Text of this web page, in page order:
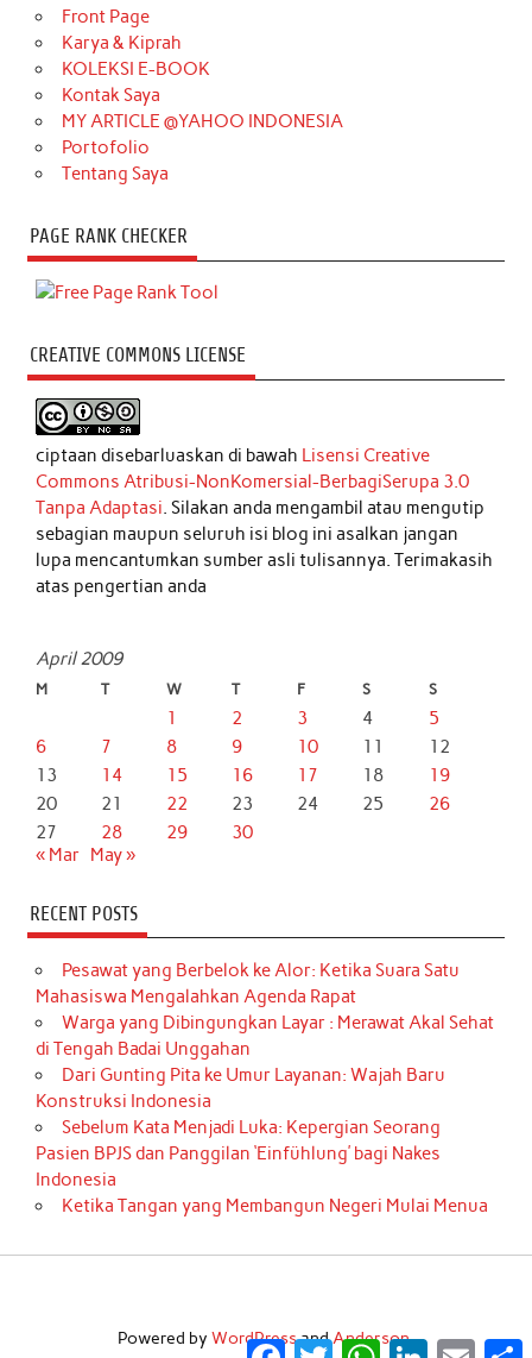
Front Page
Karya & Kiprah
KOLEKSI E-BOOK
Kontak Saya
MY ARTICLE @YAHOO INDONESIA
Portofolio
Tentang Saya
PAGE RANK CHECKER
CREATIVE COMMONS LICENSE
ciptaan disebarluaskan di bawah Lisensi Creative
Commons Atribusi-NonKomersial-BerbagiSerupa 3.0
Tanpa Adaptasi. Silakan anda mengambil atau mengutip
sebagian maupun seluruh isi blog ini asalkan jangan
lupa mencantumkan sumber asli tulisannya. Terimakasih
atas pengertian anda
April 2009
M T W T F S S
1 2 3 4
5
6
7 8 9 10 11
12
13
14 15 16 17 18
19
20
21 22 23 24 25
26
27
28 29
30
« Mar May »
RECENT POSTS
Pesawat yang Berbelok ke Alor: Ketika Suara Satu
Mahasiswa Mengalahkan Agenda Rapat
Warga yang Dibingungkan Layar : Merawat Akal Sehat
di Tengah Badai Unggahan
Dari Gunting Pita ke Umur Layanan: Wajah Baru
Konstruksi Indonesia
Sebelum Kata Menjadi Luka: Kepergian Seorang
Pasien BPJS dan Panggilan ‘Einfühlung’ bagi Nakes
Indonesia
Ketika Tangan yang Membangun Negeri Mulai Menua
Powered by WordPressandAnderson.
Facebook
TwitterWhatsApp
LinkedInEmail